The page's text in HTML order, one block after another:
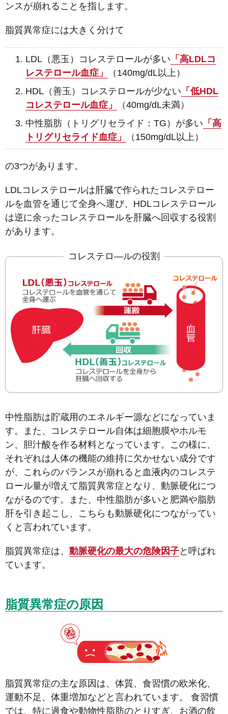
ンスが崩れることを指します。
脂質異常症には大きく分けて
LDL（悪玉）コレステロールが多い 「高LDLコ
レステロール血症」
（140mg/dL以上）
HDL（善玉）コレステロールが少ない 「低HDL
コレステロール血症」
（40mg/dL未満）
中性脂肪（トリグリセライド：TG）が多い 「高
トリグリセライド血症」
（150mg/dL以上）
の3つがあります。
LDLコレステロールは肝臓で作られたコレステロー
ルを血管を通じて全身へ運び、HDLコレステロール
は逆に余ったコレステロールを肝臓へ回収する役割
があります。
コレステロ―ルの役割
中性脂肪は貯蔵用のエネルギー源などになっていま
す。また、コレステロール自体は細胞膜やホルモ
ン、胆汁酸を作る材料となっています。この様に、
それぞれは人体の機能の維持に欠かせない成分です
が、これらのバランスが崩れると血液内のコレステ
ロール量が増えて脂質異常症となり、動脈硬化につ
ながるのです。また、中性脂肪が多いと肥満や脂肪
肝を引き起こし、こちらも動脈硬化につながってい
くと言われています。
脂質異常症は、 動脈硬化の最大の危険因子と呼ばれ
ています。
脂質異常症の原因
脂質異常症の主な原因は、体質、食習慣の欧米化、
運動不足、体重増加などと言われています。 食習慣
では、特に過食や動物性脂肪のとりすぎ、お酒の飲